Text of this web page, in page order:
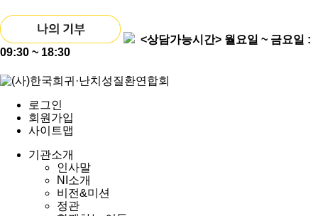
<상담가능시간> 월요일 ~ 금요일 :
09:30 ~ 18:30
로그인
회원가입
사이트맵
기관소개
인사말
NI소개
비전&미션
정관